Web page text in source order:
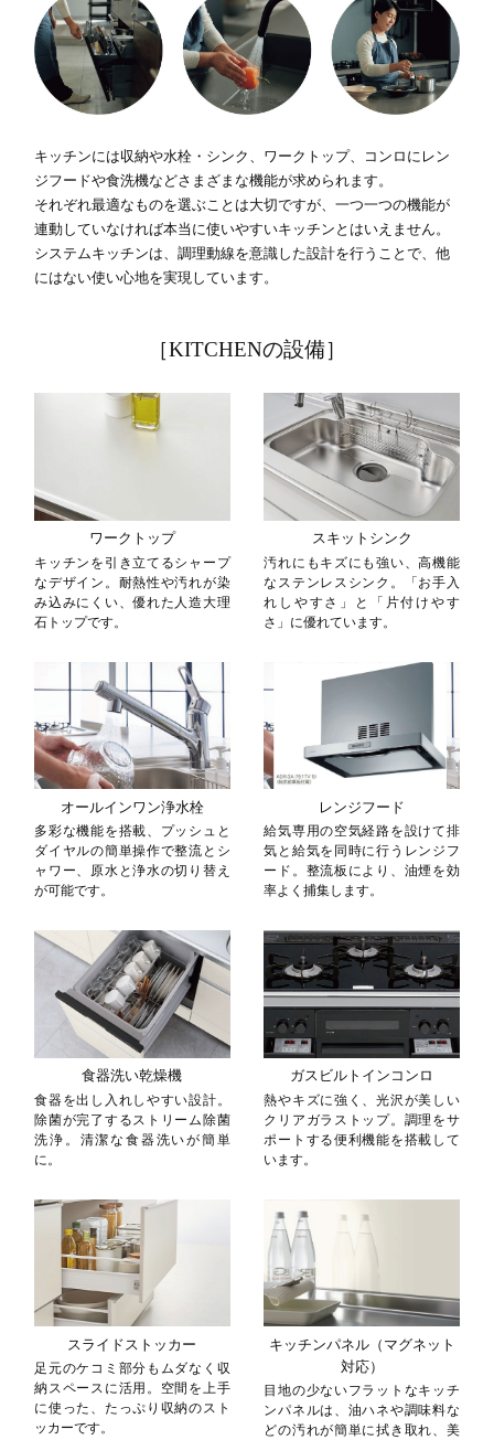
キッチンには収納や水栓・シンク、ワークトップ、コンロにレン
ジフードや食洗機などさまざまな機能が求められます。
それぞれ最適なものを選ぶことは大切ですが、一つ一つの機能が
連動していなければ本当に使いやすいキッチンとはいえません。
システムキッチンは、調理動線を意識した設計を行うことで、他
にはない使い心地を実現しています。
［KITCHENの設備］
ワークトップ
キッチンを引き立てるシャープ
なデザイン。耐熱性や汚れが染
み込みにくい、優れた人造大理
石トップです。
スキットシンク
汚れにもキズにも強い、高機能
なステンレスシンク。「お手入
れしやすさ」と「片付けやす
さ」に優れています。
オールインワン浄水栓
多彩な機能を搭載、プッシュと
ダイヤルの簡単操作で整流とシ
ャワー、原水と浄水の切り替え
が可能です。
レンジフード
給気専用の空気経路を設けて排
気と給気を同時に行うレンジフ
ード。整流板により、油煙を効
率よく捕集します。
食器洗い乾燥機
食器を出し入れしやすい設計。
除菌が完了するストリーム除菌
洗浄。清潔な食器洗いが簡単
に。
ガスビルトインコンロ
熱やキズに強く、光沢が美しい
クリアガラストップ。調理をサ
ポートする便利機能を搭載して
います。
スライドストッカー
足元のケコミ部分もムダなく収
納スペースに活用。空間を上手
に使った、たっぷり収納のスト
ッカーです。
キッチンパネル（マグネット
対応）
目地の少ないフラットなキッチ
ンパネルは、油ハネや調味料な
どの汚れが簡単に拭き取れ、美